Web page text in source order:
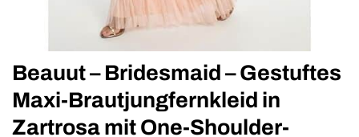
Beauut – Bridesmaid – Gestuftes
Maxi-Brautjungfernkleid in
Zartrosa mit One-Shoulder-